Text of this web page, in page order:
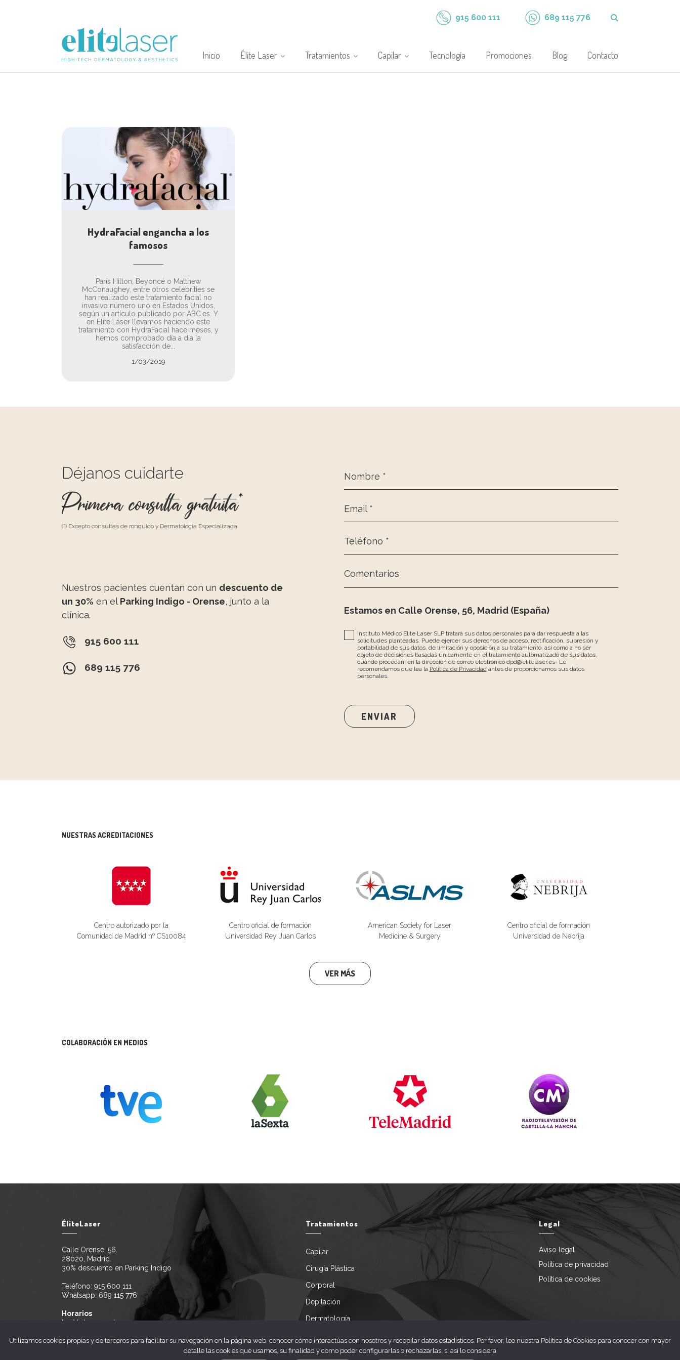
915 600 111 689 115 776
Inicio Élite Laser Tratamientos Capilar Tecnología Promociones Blog Contacto
HydraFacial engancha a los
famosos
París Hilton, Beyoncé o Matthew
McConaughey, entre otros celebrities se
han realizado este tratamiento facial no
invasivo número uno en Estados Unidos,
según un artículo publicado por ABC.es. Y
en Elite Láser llevamos haciendo este
tratamiento con HydraFacial hace meses, y
hemos comprobado día a día la
satisfacción de...
1/03/2019
Déjanos cuidarte
Primera consulta gratuita*
(*) Excepto consultas de ronquido y Dermatología Especializada.
Nuestros pacientes cuentan con un descuento de
un 30% en elParking Indigo - Orense, junto a la
clínica.
915 600 111
689 115 776
Nombre *
Email *
Teléfono *
Comentarios
Estamos en Calle Orense, 56, Madrid (España)
Instituto Médico Elite Laser SLP tratará sus datos personales para dar respuesta a las
solicitudes planteadas. Puede ejercer sus derechos de acceso, rectificación, supresión y
portabilidad de sus datos, de limitación y oposición a su tratamiento, así como a no ser
objeto de decisiones basadas únicamente en el tratamiento automatizado de sus datos,
cuando procedan, en la dirección de correo electrónico dpd@elitelaser.es- Le
recomendamos que lea la Política de Privacidadantes de proporcionarnos sus datos
personales.
NUESTRAS ACREDITACIONES
Centro autorizado por la
Comunidad de Madrid nº CS10084
Centro oficial de formación
Universidad Rey Juan Carlos
American Society for Laser
Medicine & Surgery
Centro oficial de formación
Universidad de Nebrija
VER MÁS
COLABORACIÓN EN MEDIOS
ÉliteLaser
Calle Orense, 56.
28020, Madrid.
30% descuento en Parking Indigo
Teléfono: 915 600 111
Whatsapp: 689 115 776
Horarios
L a V de 10 a 21h
Tratamientos
Capilar
Cirugía Plástica
Corporal
Depilación
Dermatología
Servicios especiales
Legal
Aviso legal
Política de privacidad
Política de cookies
Utilizamos cookies propias y de terceros para facilitar su navegación en la página web, conocer cómo interactúas con nosotros y recopilar datos estadísticos. Por favor, lee nuestra Política de Cookies para conocer con mayor
detalle las cookies que usamos, su finalidad y como poder configurarlas o rechazarlas, si así lo considera